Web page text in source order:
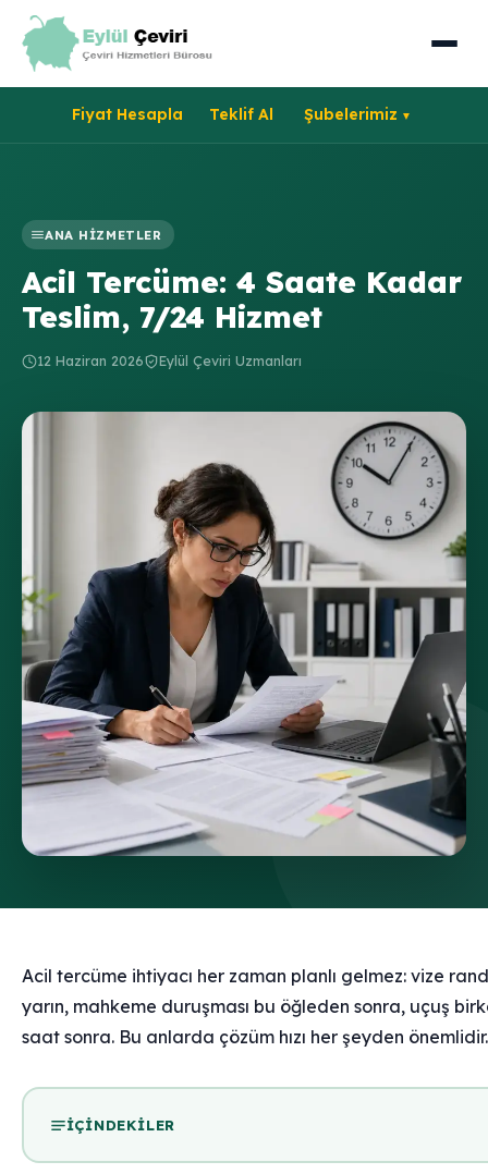
Fiyat Hesapla Teklif Al Şubelerimiz
ANA HIZMETLER
Acil Tercüme: 4 Saate Kadar
Teslim, 7/24 Hizmet
12 Haziran 2026 Eylül Çeviri Uzmanları
Acil tercüme ihtiyacı her zaman planlı gelmez: vize
yarın, mahkeme duruşması bu öğleden sonra, uçuş
saat sonra. Bu anlarda çözüm hızı her şeyden önemlidir.
İÇINDEKILER